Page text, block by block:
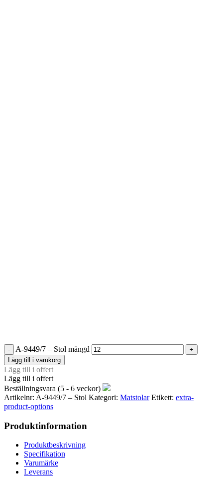
A-9449/7 – Stol mängd
Lägg till i varukorg
Lägg till i offert
Lägg till i offert
Beställningsvara (5 - 6 veckor)
Artikelnr: A-9449/7 – Stol Kategori: Matstolar Etikett: extra-
product-options
Produktinformation
Produktbeskrivning
Specifikation
Varumärke
Leverans